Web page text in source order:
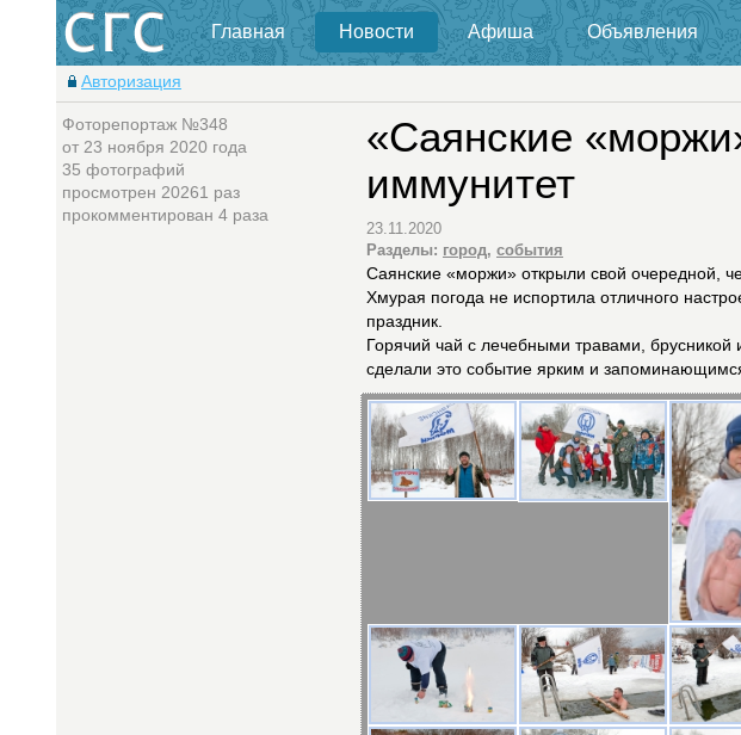
Главная Новости Афиша Объявления
Авторизация
Фоторепортаж №348
от 23 ноября 2020 года
35 фотографий
просмотрен 20261 раз
прокомментирован 4 разa
«Саянские
иммунитет
23.11.2020
Разделы: город, события
Саянские «моржи» открыли свой очередной,
Хмурая погода не испортила отличного
праздник.
Горячий чай с лечебными травами, брусникой
сделали это событие ярким и